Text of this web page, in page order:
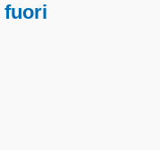
fuori